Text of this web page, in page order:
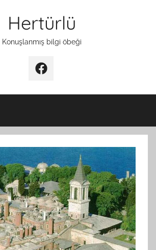
Hertürlü
Konuşlanmış bilgi öbeği
Facebook